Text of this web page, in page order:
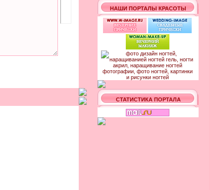
НАШИ ПОРТАЛЫ КРАСОТЫ
СТАТИСТИКА ПОРТАЛА